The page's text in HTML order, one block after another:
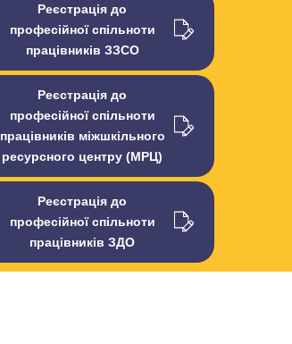
Реєстрація до
професійної спільноти
працівників ЗЗСО
Реєстрація до
професійної спільноти
працівників міжшкільного
ресурсного центру (МРЦ)
Реєстрація до
професійної спільноти
працівників ЗДО